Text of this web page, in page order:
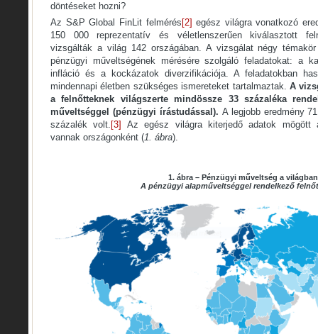
döntéseket hozni?
Az S&P Global FinLit felmérés [2] egész világra vonatkozó
150 000 reprezentatív és véletlenszerűen kiválasztott
vizsgálták a világ 142 országában. A vizsgálat négy
pénzügyi műveltségének mérésére szolgáló feladatokat: a
infláció és a kockázatok diverzifikációja. A feladatokban
mindennapi életben szükséges ismereteket tartalmaztak. A
a felnőtteknek világszerte mindössze 33 százaléka
műveltséggel (pénzügyi írástudással). A legjobb eredmény
százalék volt. [3]
Az egész világra kiterjedő adatok mögött
vannak országonként (1. ábra).
1. ábra – Pénzügyi műveltség a világban
A pénzügyi alapműveltséggel rendelkező